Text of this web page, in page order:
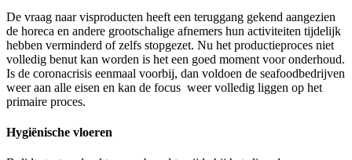
De vraag naar visproducten heeft een teruggang gekend aangezien
de horeca en andere grootschalige afnemers hun activiteiten tijdelijk
hebben verminderd of zelfs stopgezet. Nu het productieproces niet
volledig benut kan worden is het een goed moment voor onderhoud.
Is de coronacrisis eenmaal voorbij, dan voldoen de seafoodbedrijven
weer aan alle eisen en kan de focus weer volledig liggen op het
primaire proces.
Hygiënische vloeren